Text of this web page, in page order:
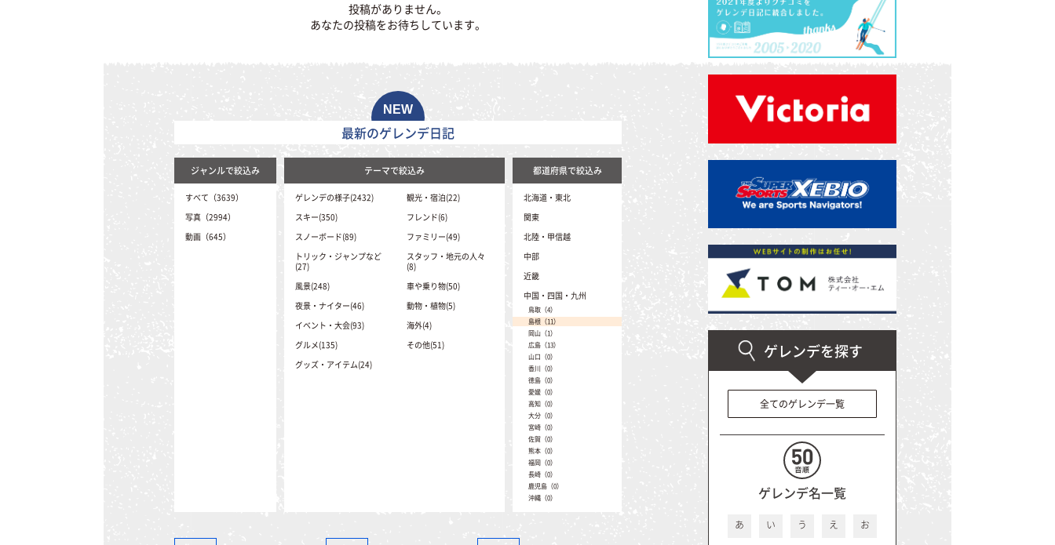
投稿がありません。
あなたの投稿をお待ちしています。
最新のゲレンデ日記
ジャンルで絞込み テーマで絞込み 都道府県で絞込み
すべて（3639）
写真（2994）
動画（645）
ゲレンデの様子(2432)
スキー(350)
スノーボード(89)
トリック・ジャンプなど
(27)
風景(248)
夜景・ナイター(46)
イベント・大会(93)
グルメ(135)
グッズ・アイテム(24)
観光・宿泊(22)
フレンド(6)
ファミリー(49)
スタッフ・地元の人々
(8)
車や乗り物(50)
動物・植物(5)
海外(4)
その他(51)
北海道・東北
北海道（41）
青森（1）
岩手（16）
山形（48）
宮城（17）
福島（102）
関東
茨城（0）
埼玉（2）
栃木（12）
千葉（0）
東京（0）
神奈川（0）
北陸・甲信越
新潟（396）
富山（14）
石川（1）
山梨（52）
長野（2081）
中部
静岡（6）
愛知（8）
岐阜（335）
近畿
三重（2）
滋賀（33）
京都（1）
大阪（1）
兵庫（70）
奈良（0）
和歌山（0）
中国・四国・九州
鳥取（4）
島根（11）
岡山（1）
広島（13）
山口（0）
香川（0）
徳島（0）
愛媛（0）
高知（0）
大分（0）
宮崎（0）
佐賀（0）
熊本（0）
福岡（0）
長崎（0）
鹿児島（0）
沖縄（0）
全てのゲレンデ一覧
ゲレンデ名一覧
あ い う え お